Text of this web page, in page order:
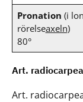
Pronation (i
rörelseaxeln)
80°
Art. radiocarpea
Art.